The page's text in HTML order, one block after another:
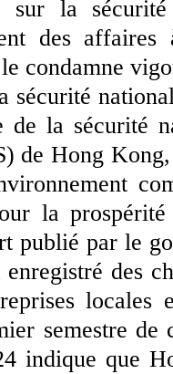
la
des
condamne
sécurité
de la sécurité
de Hong
la
publié par le
des
locales
semestre de
indique que